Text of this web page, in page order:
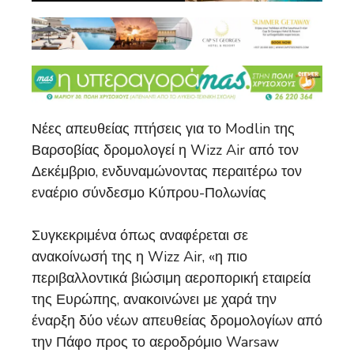
Νέες απευθείας πτήσεις για το Modlin της
Βαρσοβίας δρομολογεί η Wizz Air από τον
Δεκέμβριο, ενδυναμώνοντας περαιτέρω τον
εναέριο σύνδεσμο Κύπρου-Πολωνίας
Συγκεκριμένα όπως αναφέρεται σε
ανακοίνωσή της η Wizz Air, «η πιο
περιβαλλοντικά βιώσιμη αεροπορική εταιρεία
της Ευρώπης, ανακοινώνει με χαρά την
έναρξη δύο νέων απευθείας δρομολογίων από
την Πάφο προς το αεροδρόμιο Warsaw